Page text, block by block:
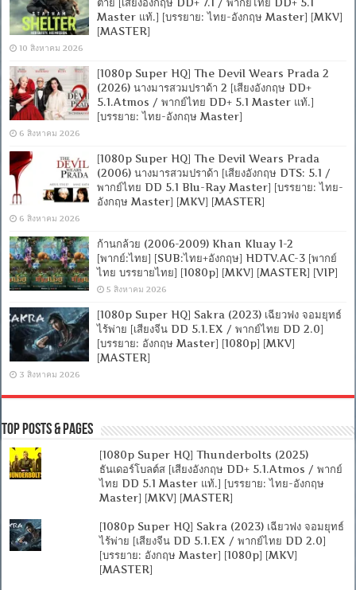
Master แท้.] [บรรยาย: ไทย-อังกฤษ Master] [MKV]
[MASTER]
10 สิงหาคม 2026
[1080p Super HQ] The Devil Wears Prada 2
(2026) นางมารสวมปราด้า 2 [เสียงอังกฤษ DD+
5.1.Atmos / พากย์ไทย DD+ 5.1 Master แท้.]
[บรรยาย: ไทย-อังกฤษ Master]
6 สิงหาคม 2026
[1080p Super HQ] The Devil Wears Prada
(2006) นางมารสวมปราด้า [เสียงอังกฤษ DTS: 5.1 /
พากย์ไทย DD 5.1 Blu-Ray Master] [บรรยาย: ไทย-
อังกฤษ Master] [MKV] [MASTER]
6 สิงหาคม 2026
ก้านกล้วย (2006-2009) Khan Kluay 1-2
[พากย์:ไทย] [SUB:ไทย+อังกฤษ] HDTV.AC-3 [พากย์
ไทย บรรยายไทย] [1080p] [MKV] [MASTER] [VIP]
5 สิงหาคม 2026
[1080p Super HQ] Sakra (2023) เฉียวฟง จอมยุทธ์
ไร้พ่าย [เสียงจีน DD 5.1.EX / พากย์ไทย DD 2.0]
[บรรยาย: อังกฤษ Master] [1080p] [MKV]
[MASTER]
3 สิงหาคม 2026
Top Posts & Pages
[1080p Super HQ] Thunderbolts (2025)
ธันเดอร์โบลต์ส [เสียงอังกฤษ DD+ 5.1.Atmos / พากย์
ไทย DD 5.1 Master แท้.] [บรรยาย: ไทย-อังกฤษ
Master] [MKV] [MASTER]
[1080p Super HQ] Sakra (2023) เฉียวฟง จอมยุทธ์
ไร้พ่าย [เสียงจีน DD 5.1.EX / พากย์ไทย DD 2.0]
[บรรยาย: อังกฤษ Master] [1080p] [MKV]
[MASTER]